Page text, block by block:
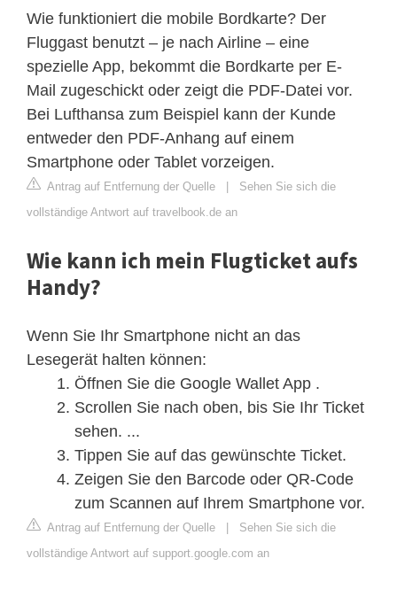
Wie funktioniert die mobile Bordkarte? Der
Fluggast benutzt – je nach Airline – eine
spezielle App, bekommt die Bordkarte per E-
Mail zugeschickt oder zeigt die PDF-Datei vor.
Bei Lufthansa zum Beispiel kann der Kunde
entweder den PDF-Anhang auf einem
Smartphone oder Tablet vorzeigen.
Antrag auf Entfernung der Quelle | Sehen Sie sich die
vollständige Antwort auf travelbook.de an
Wie kann ich mein Flugticket aufs
Handy?
Wenn Sie Ihr Smartphone nicht an das
Lesegerät halten können:
Öffnen Sie die Google Wallet App .
Scrollen Sie nach oben, bis Sie Ihr Ticket
sehen. ...
Tippen Sie auf das gewünschte Ticket.
Zeigen Sie den Barcode oder QR-Code
zum Scannen auf Ihrem Smartphone vor.
Antrag auf Entfernung der Quelle | Sehen Sie sich die
vollständige Antwort auf support.google.com an